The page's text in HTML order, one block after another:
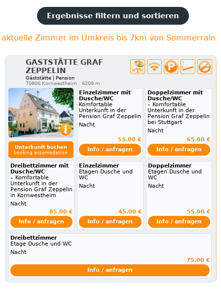
Ergebnisse filtern und sortieren
aktuelle Zimmer im Umkreis bis 7km von Sommerrain
GASTSTÄTTE GRAF
ZEPPELIN
Gäststätte | Pension
70806 Kornwestheim
6208 m
Unterkunft buchen
booking accomodation
Einzelzimmer mit
Dusche/WC
Komfortable
Unterkunft in der
Pension Graf Zeppelin
Nacht
55.00 €
Info / anfragen
Doppelzimmer mit
Dusche/WC
– Komfortable
Unterkunft in der
Pension Graf Zeppelin
bei Stuttgart
Nacht
65.00 €
Info / anfragen
Dreibettzimmer mit
Dusche/WC
– Komfortable
Unterkunft in der
Pension Graf Zeppelin
in Kornwestheim
Nacht
85.00 €
Info / anfragen
Einzelzimmer
Etagen Dusche und
WC
Nacht
45.00 €
Info / anfragen
Doppelzimmer
Etagen Dusche und
WC
Nacht
55.00 €
Info / anfragen
Dreibettzimmer
Etage Dusche und WC
Nacht
75.00 €
Info / anfragen